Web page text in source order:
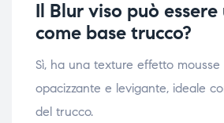
Il Blur viso può essere
come base trucco?
Sì, ha una texture effetto mousse
opacizzante e levigante, ideale
del trucco.